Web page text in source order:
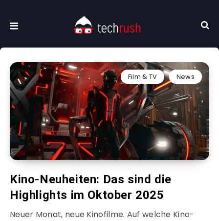
Film & TV News
Kino-Neuheiten: Das sind die
Highlights im Oktober 2025
Neuer Monat, neue Kinofilme. Auf welche Kino-